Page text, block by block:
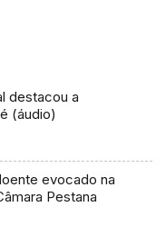
destacou a
(áudio)
evocado na
Pestana